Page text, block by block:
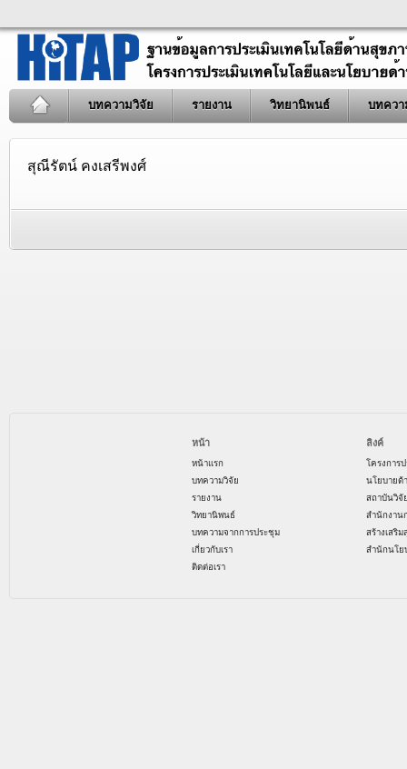
บทความวิจัย รายงาน วิทยานิพนธ์ บทควา
สุณีรัตน์ คงเสรีพงศ์
หน้า
หน้าแรก
บทความวิจัย
รายงาน
วิทยานิพนธ์
บทความจากการประชุม
เกี่ยวกับเรา
ติดต่อเรา
ลิงค์
โครงการ
นโยบายด้
สถาบันวิจั
สำนักงาน
สร้างเสริ
สำนักนโย